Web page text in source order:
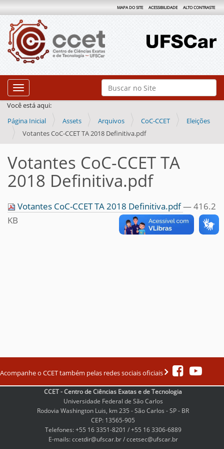
Busca
Busca Avançada…
MAPA DO SITE ACESSIBILIDADE ALTO CONTRASTE
Toggle navigation
Você está aqui:
Página Inicial
Assets Arquivos CoC-CCET
Eleições
Votantes CoC-CCET TA 2018 Definitiva.pdf
Votantes CoC-CCET TA
2018 Definitiva.pdf
Votantes CoC-CCET TA 2018 Definitiva.pdf— 416.2
KB
Acompanhe o CCET também pelas redes sociais oficiais
CCET - Centro de Ciências Exatas e de Tecnologia
Universidade Federal de São Carlos
Rodovia Washington Luis, km 235 - São Carlos - SP - BR
CEP: 13565-905
Telefones: +55 16 3351-8201 / +55 16 3306-6889
E-mails: ccetdir@ufscar.br / ccetsec@ufscar.br